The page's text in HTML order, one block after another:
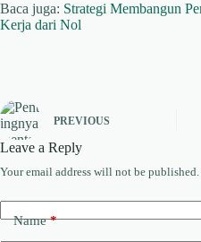
Baca juga: Strategi Membangun
Kerja dari Nol
PREVIOUS
Leave a Reply
Your email address will not be published.
Name*